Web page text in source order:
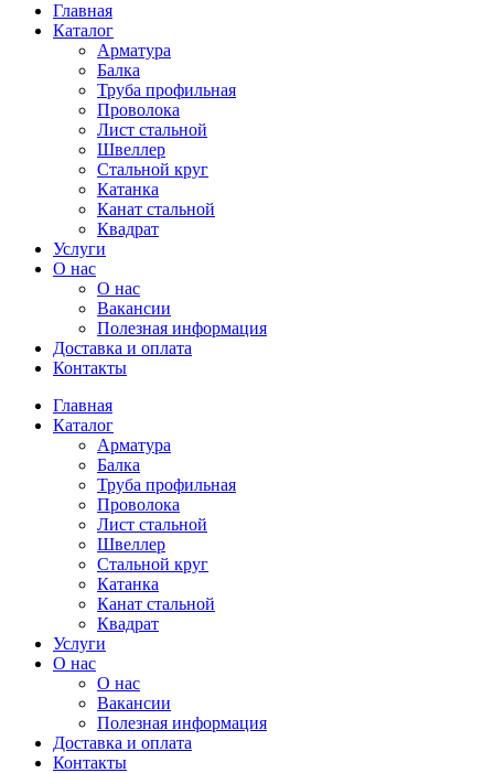
Главная
Каталог
Арматура
Балка
Труба профильная
Проволока
Лист стальной
Швеллер
Стальной круг
Катанка
Канат стальной
Квадрат
Услуги
О нас
О нас
Вакансии
Полезная информация
Доставка и оплата
Контакты
Главная
Каталог
Арматура
Балка
Труба профильная
Проволока
Лист стальной
Швеллер
Стальной круг
Катанка
Канат стальной
Квадрат
Услуги
О нас
О нас
Вакансии
Полезная информация
Доставка и оплата
Контакты